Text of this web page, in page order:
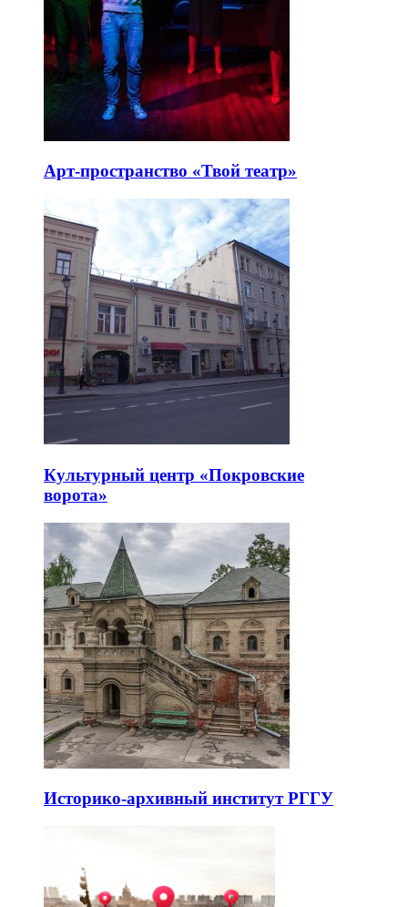
Арт-пространство «Твой театр»
Культурный центр «Покровские
ворота»
Историко-архивный институт РГГУ